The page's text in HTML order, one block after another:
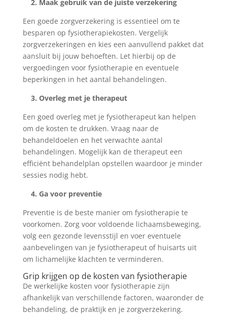
2. Maak gebruik van de juiste verzekering
Een goede zorgverzekering is essentieel om te
besparen op fysiotherapiekosten. Vergelijk
zorgverzekeringen en kies een aanvullend pakket dat
aansluit bij jouw behoeften. Let hierbij op de
vergoedingen voor fysiotherapie en eventuele
beperkingen in het aantal behandelingen.
3. Overleg met je therapeut
Een goed overleg met je fysiotherapeut kan helpen
om de kosten te drukken. Vraag naar de
behandeldoelen en het verwachte aantal
behandelingen. Mogelijk kan de therapeut een
efficiënt behandelplan opstellen waardoor je minder
sessies nodig hebt.
4. Ga voor preventie
Preventie is de beste manier om fysiotherapie te
voorkomen. Zorg voor voldoende lichaamsbeweging,
volg een gezonde levensstijl en voer eventuele
aanbevelingen van je fysiotherapeut of huisarts uit
om lichamelijke klachten te verminderen.
Grip krijgen op de kosten van fysiotherapie
De werkelijke kosten voor fysiotherapie zijn
afhankelijk van verschillende factoren, waaronder de
behandeling, de praktijk en je zorgverzekering.